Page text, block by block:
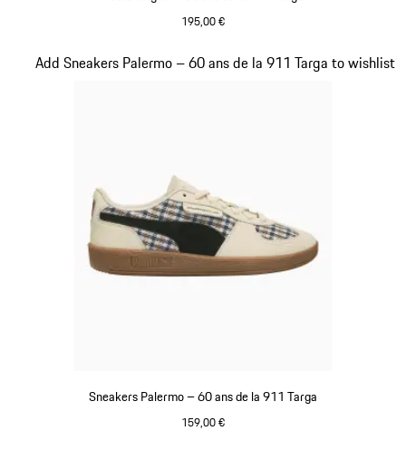
195,00 €
Sneakers Palermo – 60 ans de la 911 Targa
159,00 €
Add Sneakers Palermo – 60 ans de la 911 Targa to wishlist
Diapositive 20 sur 20